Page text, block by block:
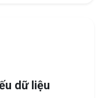
dữ liệu